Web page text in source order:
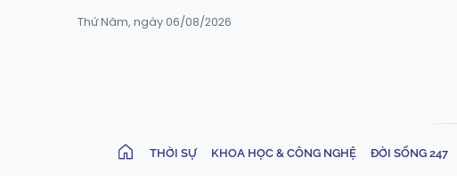
Thứ Năm, ngày 06/08/2026
THỜI SỰ KHOA HỌC & CÔNG NGHỆ ĐỜI SỐNG 247